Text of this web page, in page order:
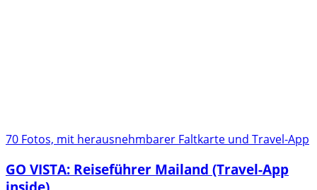
70 Fotos, mit herausnehmbarer Faltkarte und Travel-App
GO VISTA: Reiseführer Mailand (Travel-App